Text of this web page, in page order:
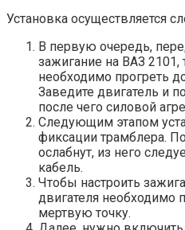
Установка осуществляется
В первую очередь,
зажигание на ВАЗ 2101,
необходимо прогреть
Заведите двигатель и
после чего силовой
Следующим этапом
фиксации трамблера.
ослабнут, из него
кабель.
Чтобы настроить
двигателя необходимо
мертвую точку.